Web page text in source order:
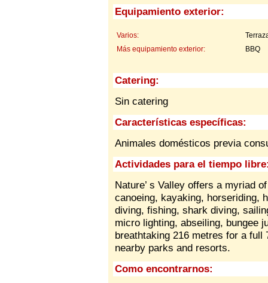
Equipamiento exterior:
Varios:
Más equipamiento exterior:
BBQ
Catering:
Sin catering
Características específicas:
Animales domésticos previa
Actividades para el tiempo
Nature’ s Valley offers a myriad
canoeing, kayaking, horseriding,
diving, fishing, shark diving,
micro lighting, abseiling, bungee
breathtaking 216 metres for a
nearby parks and resorts.
Como encontrarnos: